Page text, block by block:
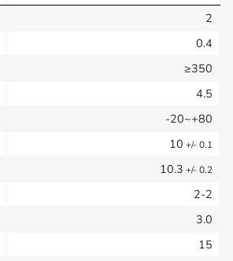
2
0.4
≥350
4.5
-20~+80
10 +/- 0.1
10.3 +/- 0.2
2-2
3.0
15